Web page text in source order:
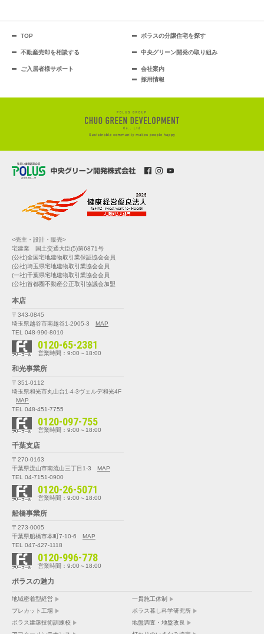
TOP ポラスの分譲住宅を探す
不動産売却を相談する 中央グリーン開発の取り組み
ご入居者様サポート
会社案内
採用情報
<売主・設計・販売>
宅建業 国土交通大臣(5)第6871号
(公社)全国宅地建物取引業保証協会会員
(公社)埼玉県宅地建物取引業協会会員
(一社)千葉県宅地建物取引業協会会員
(公社)首都圏不動産公正取引協議会加盟
本店
〒343-0845
埼玉県越谷市南越谷1-2905-3
MAP
TEL 048-990-8010
0120-65-2381
営業時間：9:00～18:00
和光事業所
〒351-0112
埼玉県和光市丸山台1-4-3ヴェルデ和光4F
MAP
TEL 048-451-7755
0120-097-755
営業時間：9:00～18:00
千葉支店
〒270-0163
千葉県流山市南流山三丁目1-3
MAP
TEL 04-7151-0900
0120-26-5071
営業時間：9:00～18:00
船橋事業所
〒273-0005
千葉県船橋市本町7-10-6
MAP
TEL 047-427-1118
0120-996-778
営業時間：9:00～18:00
ポラスの魅力
地域密着型経営
一貫施工体制
プレカット工場
ポラス暮し科学研究所
ポラス建築技術訓練校
地盤調査・地盤改良